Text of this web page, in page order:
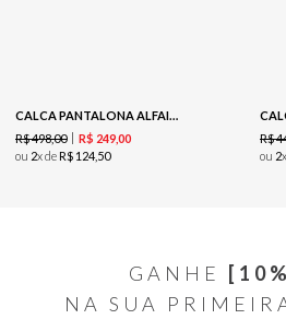
CALCA PANTALONA ALFAIATARIA-VERMELHO
R$498,00 R$ 24900
ou 2x deR$ 124 50
R$
ou 2
GANHE
NA SUA